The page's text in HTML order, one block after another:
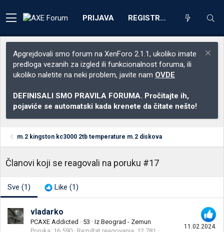
PRIJAVA REGISTRACIJA
Apgrejdovali smo forum na XenForo 2.1.1, ukoliko imate
predloga vezanih za izgled ili funkcionalnost foruma, ili
ukoliko naletite na neki problem, javite nam OVDE
DEFINISALI SMO PRAVILA FORUMA. Pročitajte ih,
pojaviće se automatski kada krenete da čitate nešto!
m.2 kingston kc3000 2tb temperature m.2 diskova
Članovi koji se reagovali na poruku #17
Sve (1) Like (1)
11.02.2024.
vladarko
PCAXE Addicted · 53 · Iz Beograd - Zemun